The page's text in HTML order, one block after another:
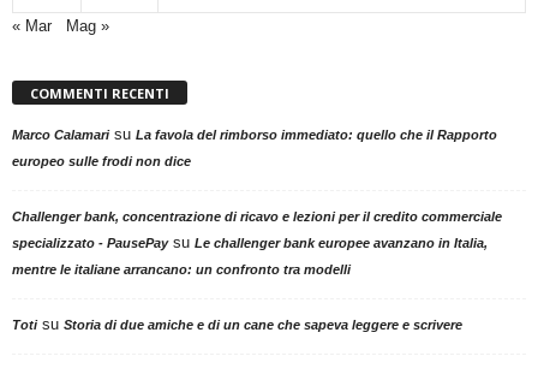
« Mar
Mag »
COMMENTI RECENTI
Marco Calamarisu La favola del rimborso immediato: quello che il Rapporto
europeo sulle frodi non dice
Challenger bank, concentrazione di ricavo e lezioni per il credito commerciale
specializzato - PausePaysu Le challenger bank europee avanzano in Italia,
mentre le italiane arrancano: un confronto tra modelli
Totisu Storia di due amiche e di un cane che sapeva leggere e scrivere